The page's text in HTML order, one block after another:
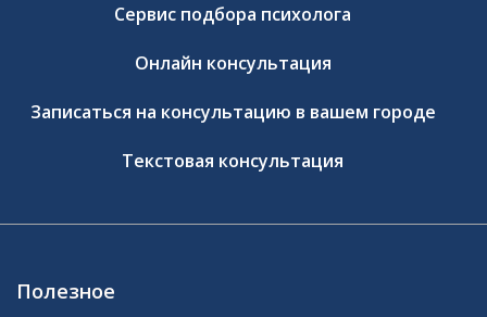
Сервис подбора психолога
Онлайн консультация
Записаться на консультацию в вашем городе
Текстовая консультация
Полезное